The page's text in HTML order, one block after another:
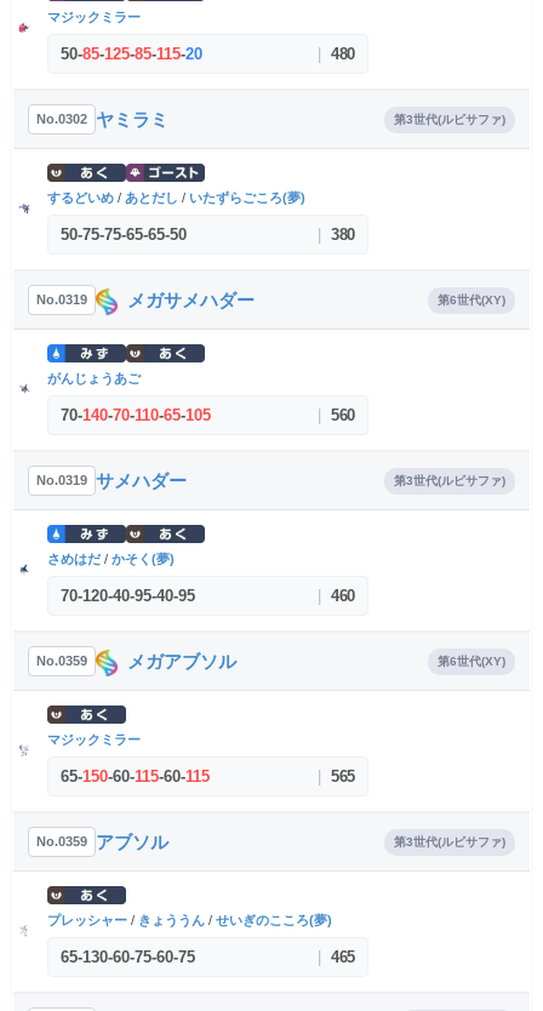
マジックミラー
50-85-125-85-115-20 480
No.0302 ヤミラミ 第3世代(ルビサファ)
するどいめ / あとだし / いたずらごころ(夢)
50-75-75-65-65-50 380
No.0319 メガサメハダー 第6世代(XY)
がんじょうあご
70-140-70-110-65-105 560
No.0319 サメハダー 第3世代(ルビサファ)
さめはだ / かそく(夢)
70-120-40-95-40-95 460
No.0359 メガアブソル 第6世代(XY)
マジックミラー
65-150-60-115-60-115 565
No.0359 アブソル 第3世代(ルビサファ)
プレッシャー / きょううん / せいぎのこころ(夢)
65-130-60-75-60-75 465